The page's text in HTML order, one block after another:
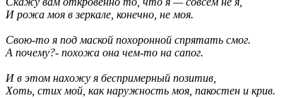
И рожа моя в зеркале, конечно, не моя.
Свою-то я под маской похоронной спрятать смог.
А почему?- похожа она чем-то на сапог.
И в этом нахожу я беспримерный позитив,
Хоть, стих мой, как наружность моя, пакостен и крив.